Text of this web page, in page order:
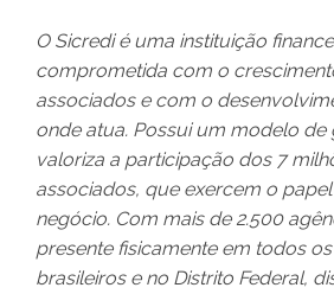
O Sicredi é uma instituição
comprometida com o
associados e com o
onde atua. Possui um modelo de
valoriza a participação dos 7
associados, que exercem o
negócio. Com mais de 2.500
presente fisicamente em todos
brasileiros e no Distrito Federal,